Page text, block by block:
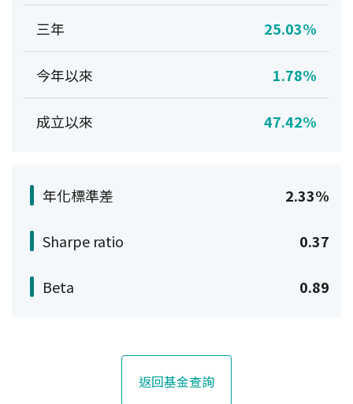
三年 25.03%
今年以來 1.78%
成立以來 47.42%
年化標準差 2.33%
Sharpe ratio 0.37
Beta 0.89
返回基金查詢